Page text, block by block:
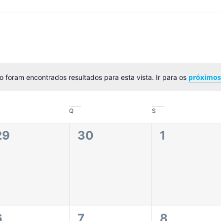
Aviso
foram encontrados resultados para esta vista. Ir para os
Q S
0
30
0
1
0
0